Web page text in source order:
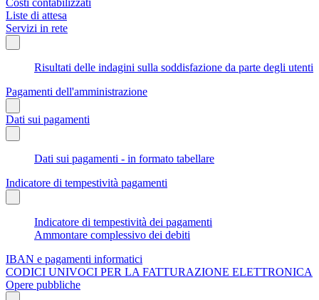
Liste di attesa
Servizi in rete
Risultati delle indagini sulla soddisfazione da parte degli utenti
Pagamenti dell'amministrazione
Dati sui pagamenti
Dati sui pagamenti - in formato tabellare
Indicatore di tempestività pagamenti
Indicatore di tempestività dei pagamenti
Ammontare complessivo dei debiti
IBAN e pagamenti informatici
CODICI UNIVOCI PER LA FATTURAZIONE ELETTRONICA
Opere pubbliche